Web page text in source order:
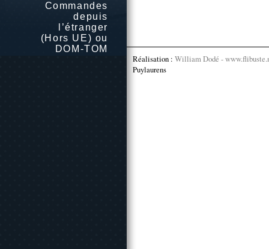
Commandes
depuis
l’étranger
(Hors UE) ou
DOM-TOM
Réalisation : William Dodé -
Puylaurens